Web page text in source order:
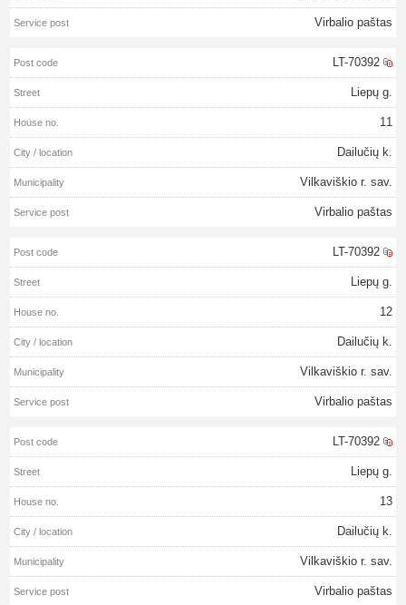
Virbalio paštas
LT-70392
Liepų g.
11
Dailučių k.
Vilkaviškio r. sav.
Virbalio paštas
LT-70392
Liepų g.
12
Dailučių k.
Vilkaviškio r. sav.
Virbalio paštas
LT-70392
Liepų g.
13
Dailučių k.
Vilkaviškio r. sav.
Virbalio paštas